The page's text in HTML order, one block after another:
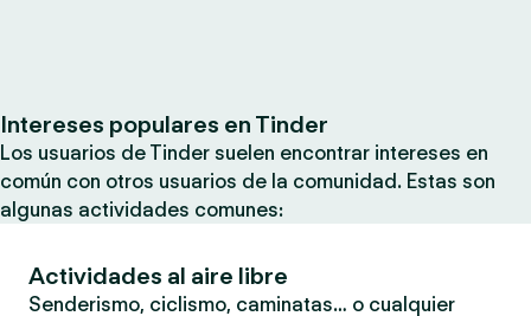
Intereses populares en Tinder
Los usuarios de Tinder suelen encontrar intereses en
común con otros usuarios de la comunidad. Estas son
algunas actividades comunes:
Actividades al aire libre
Senderismo, ciclismo, caminatas… o cualquier